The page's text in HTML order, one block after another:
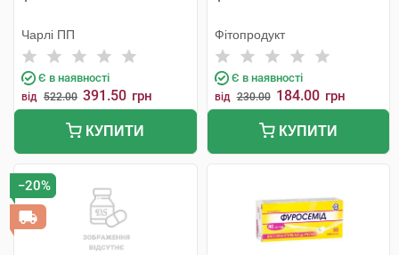
Чарлі ПП
Є в наявності
від 522.00 391.50 грн
КУПИТИ
Фітопродукт
Є в наявності
від 230.00 184.00 грн
КУПИТИ
−20%